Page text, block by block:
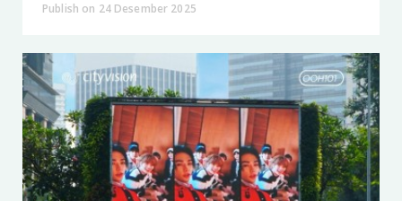
Publish on 24 Desember 2025